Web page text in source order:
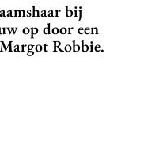
bij
op door een
Robbie.